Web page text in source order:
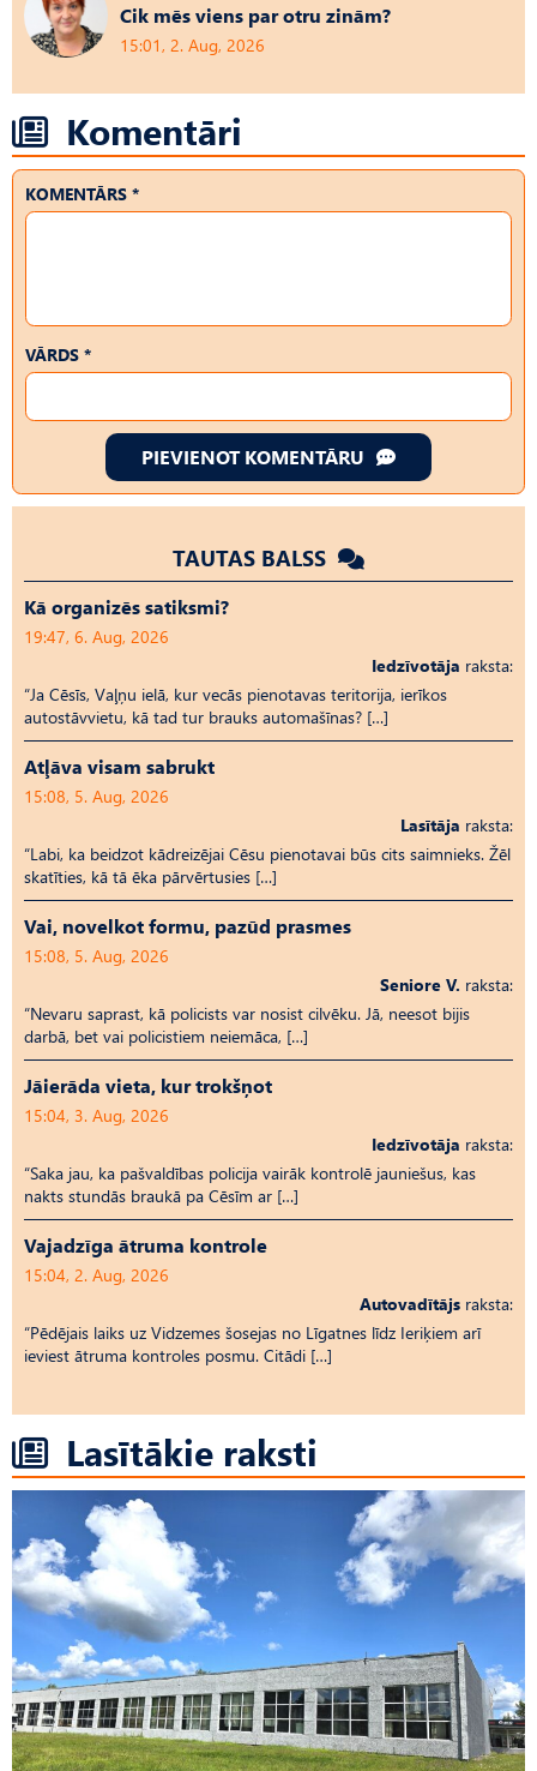
Cik mēs viens par otru zinām?
15:01, 2. Aug, 2026
Komentāri
KOMENTĀRS *
VĀRDS *
PIEVIENOT KOMENTĀRU
TAUTAS BALSS
Kā organizēs satiksmi?
19:47, 6. Aug, 2026
Iedzīvotāja raksta:
“Ja Cēsīs, Vaļņu ielā, kur vecās pienotavas teritorija, ierīkos
autostāvvietu, kā tad tur brauks automašīnas? […]
Atļāva visam sabrukt
15:08, 5. Aug, 2026
Lasītāja raksta:
“Labi, ka beidzot kādreizējai Cēsu pienotavai būs cits saimnieks. Žēl
skatīties, kā tā ēka pārvērtusies […]
Vai, novelkot formu, pazūd prasmes
15:08, 5. Aug, 2026
Seniore V. raksta:
“Nevaru saprast, kā policists var nosist cilvēku. Jā, neesot bijis
darbā, bet vai policistiem neiemāca, […]
Jāierāda vieta, kur trokšņot
15:04, 3. Aug, 2026
Iedzīvotāja raksta:
“Saka jau, ka pašvaldības policija vairāk kontrolē jauniešus, kas
nakts stundās braukā pa Cēsīm ar […]
Vajadzīga ātruma kontrole
15:04, 2. Aug, 2026
Autovadītājs raksta:
“Pēdējais laiks uz Vid­ze­mes šosejas no Līgatnes līdz Ieriķiem arī
ieviest ātruma kontroles posmu. Citādi […]
Lasītākie raksti